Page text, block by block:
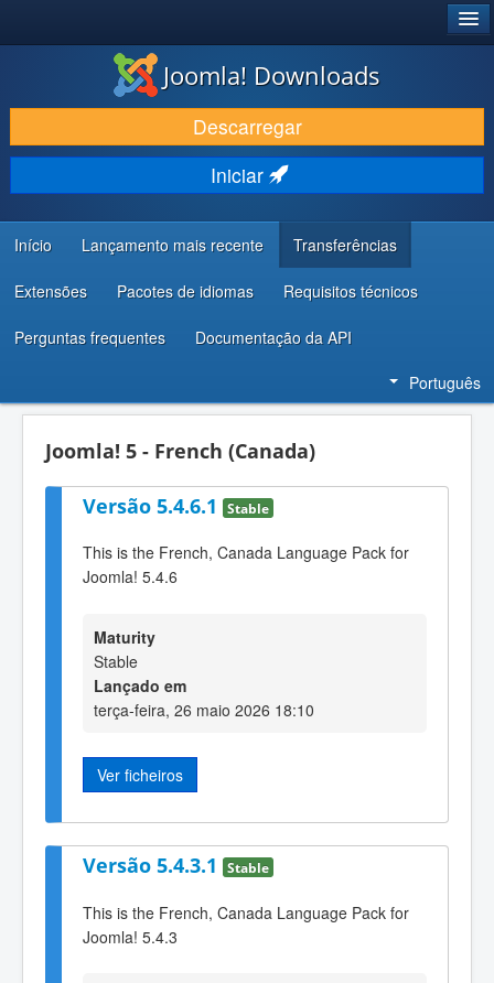
DESCARREGAR E EVOLUIR
DESCOBRIR E APRENDER
COMUNIDADE E SUPORTE
RECURSOS PARA PROGRAMADORES
Joomla! Downloads
Descarregar
Iniciar
Início Lançamento mais recente Transferências
Extensões Pacotes de idiomas Requisitos técnicos
Perguntas frequentes Documentação da API
Português
Joomla! 5 - French (Canada)
Versão 5.4.6.1 Stable
This is the French, Canada Language Pack for
Joomla! 5.4.6
Maturity
Stable
Lançado em
terça-feira, 26 maio 2026 18:10
Ver ficheiros
Versão 5.4.3.1 Stable
This is the French, Canada Language Pack for
Joomla! 5.4.3